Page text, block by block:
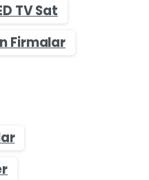
TV Sat
Firmalar